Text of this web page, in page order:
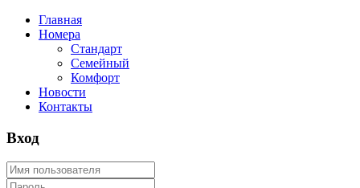
Главная
Номера
Стандарт
Семейный
Комфорт
Новости
Контакты
Вход